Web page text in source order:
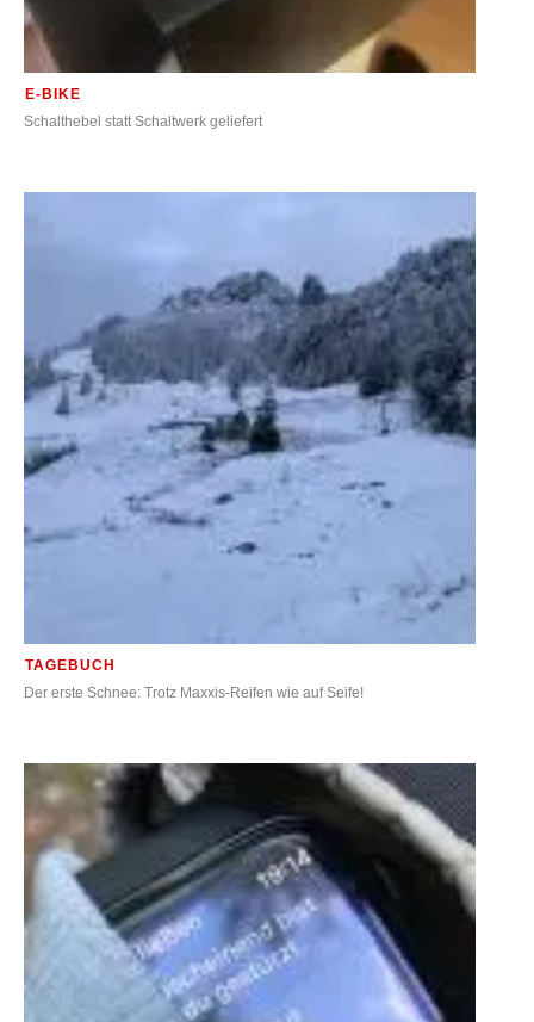
E-BIKE
Schalthebel statt Schaltwerk geliefert
TAGEBUCH
Der erste Schnee: Trotz Maxxis-Reifen wie auf Seife!